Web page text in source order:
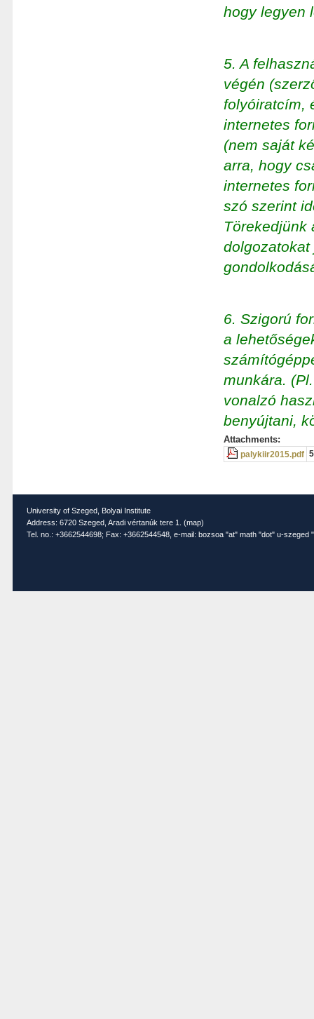
hogy legyen
5. A
végén
folyóiratcím,
internetes
(nem saját
arra, hogy
internetes
szó szerint
Törekedjünk
6. Szigorú
a
munkára.
vonalzó
benyújtani,
Attachments:
palykiir2015.pdf
University of Szeged, Bolyai Institute
Address: 6720 Szeged, Aradi vértanúk tere 1. (map)
Tel. no.: +3662544698; Fax: +3662544548, e-mail: bozsoa "at" math "dot" u-szeged